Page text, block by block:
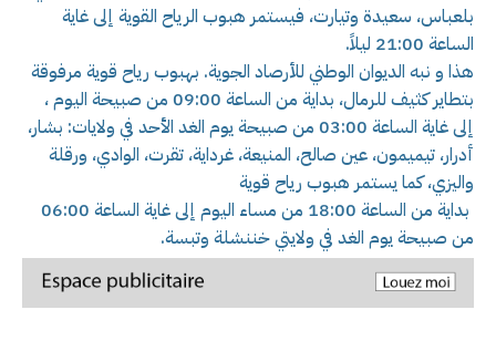
بلعباس، سعيدة وتيارت، فيستمر هبوب الرياح القوية إلى غاية
الساعة 21:00 ليلاً.
هذا و نبه الديوان الوطني للأرصاد الجوية. بهبوب رياح قوية مرفوقة
بتطاير كثيف للرمال، بداية من الساعة 09:00 من صبيحة اليوم ،
إلى غاية الساعة 03:00 من صبيحة يوم الغد الأحد في ولايات: بشار،
أدرار، تيميمون، عين صالح، المنيعة، غرداية، تقرت، الوادي، ورقلة
واليزي، كما يستمر هبوب رياح قوية
بداية من الساعة 18:00 من مساء اليوم إلى غاية الساعة 06:00
من صبيحة يوم الغد في ولايتي خننشلة وتبسة.